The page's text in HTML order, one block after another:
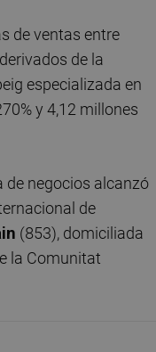
de ventas entre
de la
especializada en
y 4,12 millones
de negocios alcanzó
de
(853), domiciliada
la Comunitat